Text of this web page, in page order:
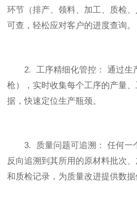
环节（排产、领料、加工、质检
可查，轻松应对客户的进度查询。
2. 工序精细化管控： 通过生
枪），实时收集每个工序的产量
据，快速定位生产瓶颈。
3. 质量问题可追溯： 任何一
反向追溯到其所用的原材料批次
和质检记录，为质量改进提供数据